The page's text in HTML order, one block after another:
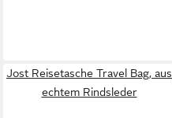
Jost Reisetasche Travel Bag, aus
echtem Rindsleder